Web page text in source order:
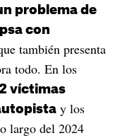
problema de
con
también presenta
todo. En los
víctimas
y los
largo del 2024